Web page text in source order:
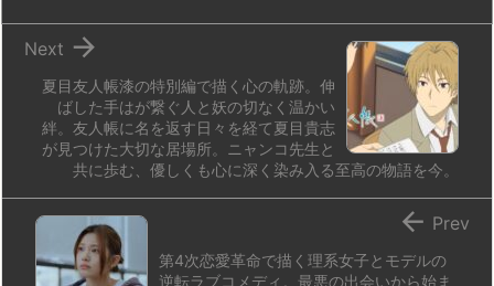
夏目友人帳漆の特別編で描く心の軌跡。伸
ばした手はが繋ぐ人と妖の切なく温かい
絆。友人帳に名を返す日々を経て夏目貴志
が見つけた大切な居場所。ニャンコ先生と
共に歩む、優しくも心に深く染み入る至高の物語を今。

Next
第4次恋愛革命で描く理系女子とモデルの
逆転ラブコメディ。最悪の出会いから始ま
 Prev